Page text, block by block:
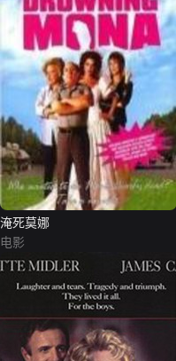
淹死莫娜
电影